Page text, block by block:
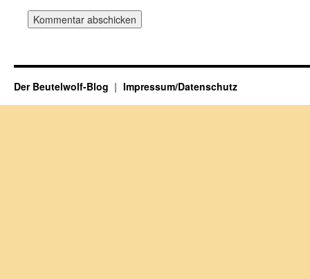
Der Beutelwolf-Blog Impressum/Datenschutz